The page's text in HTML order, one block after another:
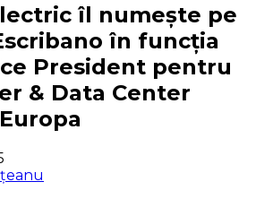
îl numește pe
în funcția
President pentru
& Data Center